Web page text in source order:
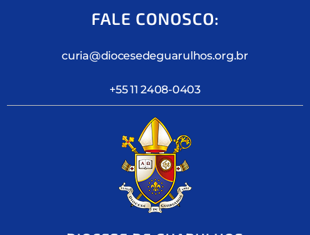
FALE CONOSCO:
curia@diocesedeguarulhos.org.br
+55 11 2408-0403